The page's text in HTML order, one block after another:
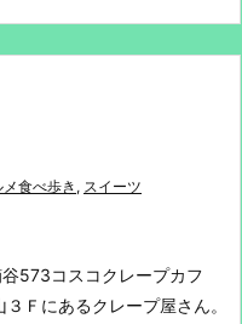
メ食べ歩き , スイーツ
573コスコクレープカフ
Ｆにあるクレープ屋さん。